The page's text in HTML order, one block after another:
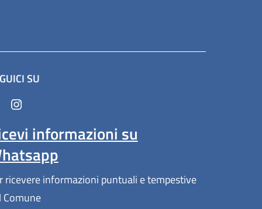
un'altra scheda).
SU
informazioni su
ricevere informazioni puntuali e tempestive
Comune